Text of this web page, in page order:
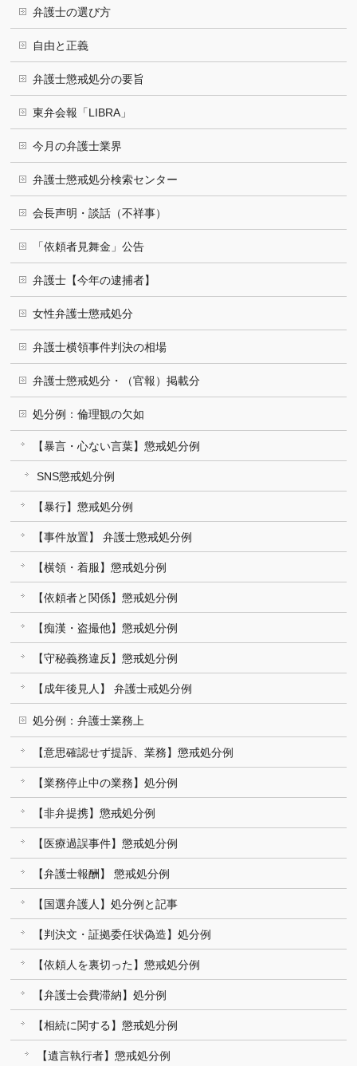
弁護士の選び方
自由と正義
弁護士懲戒処分の要旨
東弁会報「LIBRA」
今月の弁護士業界
弁護士懲戒処分検索センター
会長声明・談話（不祥事）
「依頼者見舞金」公告
弁護士【今年の逮捕者】
女性弁護士懲戒処分
弁護士横領事件判決の相場
弁護士懲戒処分・（官報）掲載分
処分例：倫理観の欠如
【暴言・心ない言葉】懲戒処分例
SNS懲戒処分例
【暴行】懲戒処分例
【事件放置】 弁護士懲戒処分例
【横領・着服】懲戒処分例
【依頼者と関係】懲戒処分例
【痴漢・盗撮他】懲戒処分例
【守秘義務違反】懲戒処分例
【成年後見人】 弁護士戒処分例
処分例：弁護士業務上
【意思確認せず提訴、業務】懲戒処分例
【業務停止中の業務】処分例
【非弁提携】懲戒処分例
【医療過誤事件】懲戒処分例
【弁護士報酬】 懲戒処分例
【国選弁護人】処分例と記事
【判決文・証拠委任状偽造】処分例
【依頼人を裏切った】懲戒処分例
【弁護士会費滞納】処分例
【相続に関する】懲戒処分例
【遺言執行者】懲戒処分例